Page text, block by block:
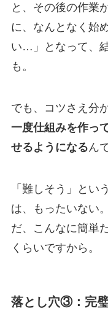
と、その後の作業
に、なんとなく始
い…」となって、
も。
でも、コツさえ分
一度仕組みを作っ
せるようになるん
「難しそう」とい
は、もったいない
だ、こんなに簡単
くらいですから。
落とし穴③：完